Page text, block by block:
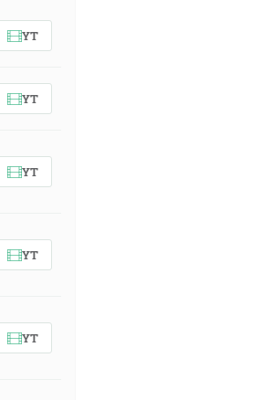
YT
YT
YT
YT
YT